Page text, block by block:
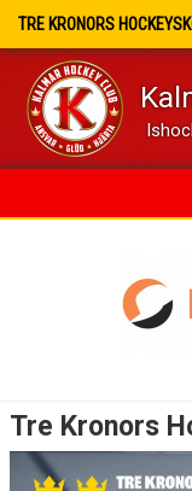
TRE KRONORS
TRUPPEN
Tre Kronors